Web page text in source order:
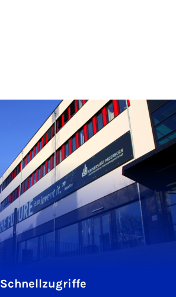
Schnellzugriffe